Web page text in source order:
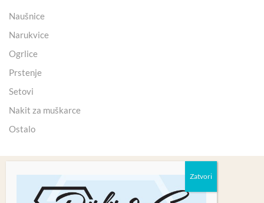
Naušnice
Narukvice
Ogrlice
Prstenje
Setovi
Nakit za muškarce
Ostalo
Copyright 2025 © Kristali Minerali d.o.o